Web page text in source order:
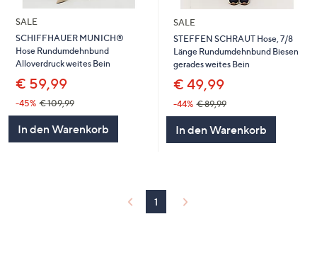
SALE
SCHIFFHAUER MUNICH®
Hose Rundumdehnbund
Alloverdruck weites Bein
€ 59,99
-45% € 109,99
In den Warenkorb
SALE
STEFFEN SCHRAUT Hose, 7/8
Länge Rundumdehnbund Biesen
gerades weites Bein
€ 49,99
-44% € 89,99
In den Warenkorb
1